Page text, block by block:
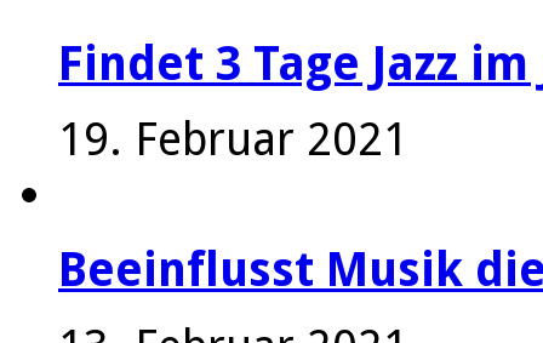
Findet 3 Tage Jazz
19. Februar 2021
Beeinflusst Musik